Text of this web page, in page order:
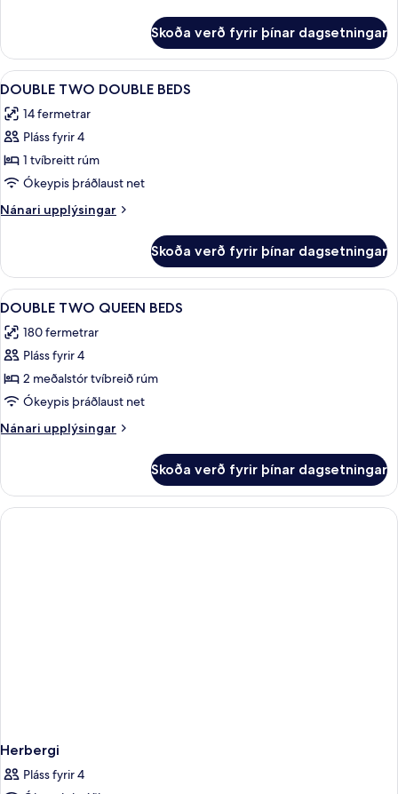
tvíbreitt
rúm
-
reyklaust
-
stórt
rúm
Skoða verð fyrir þínar dagsetningar
Skoða
allar
myndir
fyrir
DOUBLE
TWO
DOUBLE
BEDS
Skrifborð, hljóðeinangrun, straujárn/
4
DOUBLE TWO DOUBLE BEDS
14 fermetrar
Pláss fyrir 4
1 tvíbreitt rúm
Ókeypis þráðlaust net
Nánari upplýsingar
Nánari
TWO
DOUBLE
BEDS
Skoða verð fyrir þínar dagsetningar
Skoða
allar
myndir
fyrir
DOUBLE
TWO
QUEEN
BEDS
Skrifborð, hljóðeinangrun, straujárn/
1
DOUBLE TWO QUEEN BEDS
180 fermetrar
Pláss fyrir 4
2 meðalstór tvíbreið rúm
Ókeypis þráðlaust net
Nánari upplýsingar
Nánari
TWO
QUEEN
BEDS
Skoða verð fyrir þínar dagsetningar
Herbergi
Pláss fyrir 4